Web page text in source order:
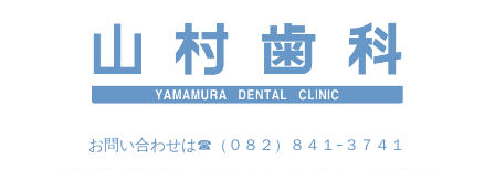
お問い合わせは☎︎（０８２）８４１-３７４１